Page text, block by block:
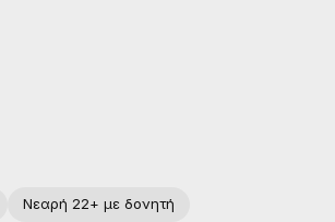
Νεαρή 22+ με δονητή